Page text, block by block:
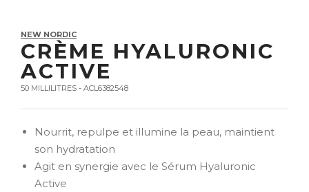
NEW NORDIC
CRÈME HYALURONIC
ACTIVE
50 MILLILITRES - ACL6382548
Nourrit, repulpe et illumine la peau, maintient
son hydratation
Agit en synergie avec le Sérum Hyaluronic
Active